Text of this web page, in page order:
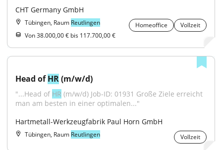
CHT Germany GmbH
Tübingen, Raum Reutlingen Homeoffice
Vollzeit
Von 38.000,00 € bis 117.700,00 €
Head of HR (m/w/d)
"...Head of HR (m/w/d) Job-ID: 01931 Große Ziele erreicht
man am besten in einer optimalen..."
Hartmetall-Werkzeugfabrik Paul Horn GmbH
Tübingen, Raum Reutlingen Vollzeit